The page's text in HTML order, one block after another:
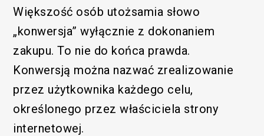
Większość osób utożsamia słowo
„konwersja” wyłącznie z dokonaniem
zakupu. To nie do końca prawda.
Konwersją można nazwać zrealizowanie
przez użytkownika każdego celu,
określonego przez właściciela strony
internetowej.